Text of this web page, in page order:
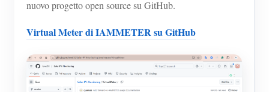
nuovo progetto open source su GitHub.
Virtual Meter di IAMMETER su GitHub